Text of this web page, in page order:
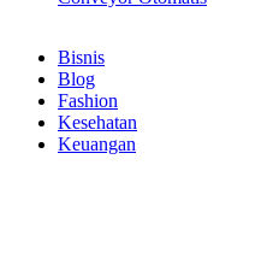
Bisnis
Blog
Fashion
Kesehatan
Keuangan